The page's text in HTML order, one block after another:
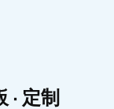
· 定制